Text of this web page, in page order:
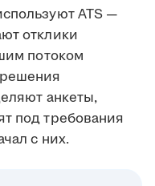
ATS —
отклики
потоком
анкеты,
под требования
с них.